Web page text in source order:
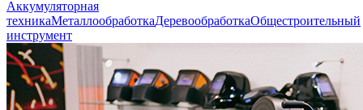
Аккумуляторная
техникаМеталлообработкаДеревообработкаОбщестроительный
инструмент